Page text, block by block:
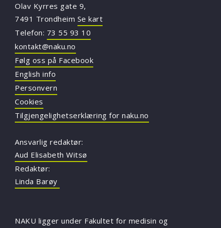
Olav Kyrres gate 9,
7491 Trondheim Se kart
Telefon: 73 55 93 10
kontakt@naku.no
Følg oss på Facebook
English info
Personvern
Cookies
Tilgjengelighetserklæring for naku.no
Ansvarlig redaktør:
Aud Elisabeth Witsø
Redaktør:
Linda Barøy
NAKU ligger under Fakultet for medisin og